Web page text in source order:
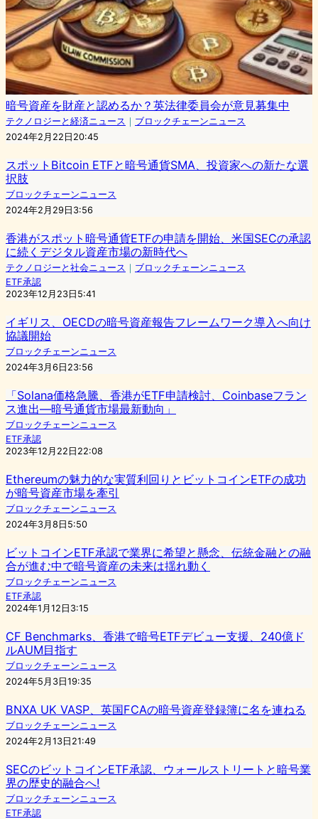
暗号資産を財産と認めるか？英法律委員会が意見募集中
テクノロジーと経済ニュース ｜ ブロックチェーンニュース
2024年2月22日20:45
スポットBitcoin ETFと暗号通貨SMA、投資家への新たな選
択肢
ブロックチェーンニュース
2024年2月29日3:56
香港がスポット暗号通貨ETFの申請を開始、米国SECの承認
に続くデジタル資産市場の新時代へ
テクノロジーと社会ニュース ｜ ブロックチェーンニュース
ETF承認
2023年12月23日5:41
イギリス、OECDの暗号資産報告フレームワーク導入へ向け
協議開始
ブロックチェーンニュース
2024年3月6日23:56
「Solana価格急騰、香港がETF申請検討、Coinbaseフラン
ス進出―暗号通貨市場最新動向」
ブロックチェーンニュース
ETF承認
2023年12月22日22:08
Ethereumの魅力的な実質利回りとビットコインETFの成功
が暗号資産市場を牽引
ブロックチェーンニュース
2024年3月8日5:50
ビットコインETF承認で業界に希望と懸念、伝統金融との融
合が進む中で暗号資産の未来は揺れ動く
ブロックチェーンニュース
ETF承認
2024年1月12日3:15
CF Benchmarks、香港で暗号ETFデビュー支援、240億ド
ルAUM目指す
ブロックチェーンニュース
2024年5月3日19:35
BNXA UK VASP、英国FCAの暗号資産登録簿に名を連ねる
ブロックチェーンニュース
2024年2月13日21:49
SECのビットコインETF承認、ウォールストリートと暗号業
界の歴史的融合へ!
ブロックチェーンニュース
ETF承認